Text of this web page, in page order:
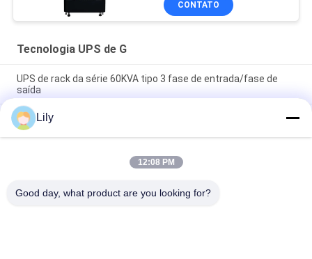
CONTATO
Tecnologia UPS de G
UPS de rack da série 60KVA tipo 3 fase de entrada/fase de
saída
Fornecedor de energia UPS industrial compacto com design
modular e capacidade escalável adequado para ambientes
industriais adversos
Flexível G Tech UPS Multi Voltage Input Power Supply com
Lily
12:08 PM
Good day, what product are you looking for?